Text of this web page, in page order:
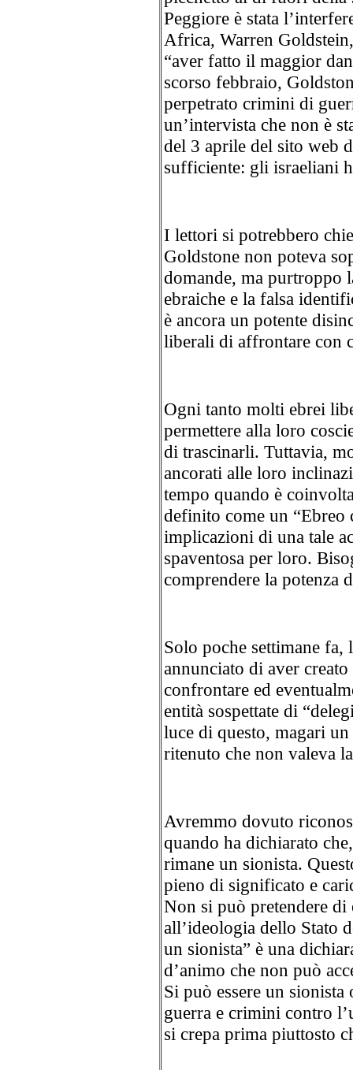
Peggiore è stata
Africa, Warren
“aver fatto il maggior
scorso febbraio,
perpetrato crimini di
un’intervista che non è
del 3 aprile del sito web
sufficiente: gli israeliani
I lettori si potrebbero
Goldstone non poteva
domande, ma purtroppo
ebraiche e la falsa
è ancora un potente
liberali di affrontare con
Ogni tanto molti ebrei
permettere alla loro
di trascinarli. Tuttavia,
ancorati alle loro
tempo quando è
definito come un “Ebreo
implicazioni di una tale
spaventosa per loro.
comprendere la potenza
Solo poche settimane fa,
annunciato di aver
confrontare ed
entità sospettate di
luce di questo, magari
ritenuto che non valeva
Avremmo dovuto
quando ha dichiarato
rimane un sionista.
pieno di significato e
Non si può pretendere di
all’ideologia dello Stato
un sionista” è una
d’animo che non può
Si può essere un
guerra e crimini contro
si crepa prima piuttosto